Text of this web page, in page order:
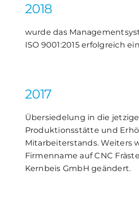
2018
wurde das
ISO 9001:2015 erfolgreich
2017
Übersiedelung in die jetzige
Produktionsstätte und
Mitarbeiterstands. Weiters
Firmenname auf CNC
Kernbeis GmbH geändert.